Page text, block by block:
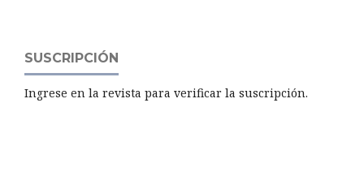
SUSCRIPCIÓN
Ingrese en la revista para verificar la suscripción.